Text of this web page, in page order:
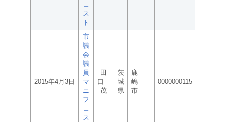
ェ
ス
ト
2015年4月3日
市
議
会
議
員
マ
ニ
フ
ェ
ス
田
口
茂
茨
城
県
鹿
嶋
市
0000000115